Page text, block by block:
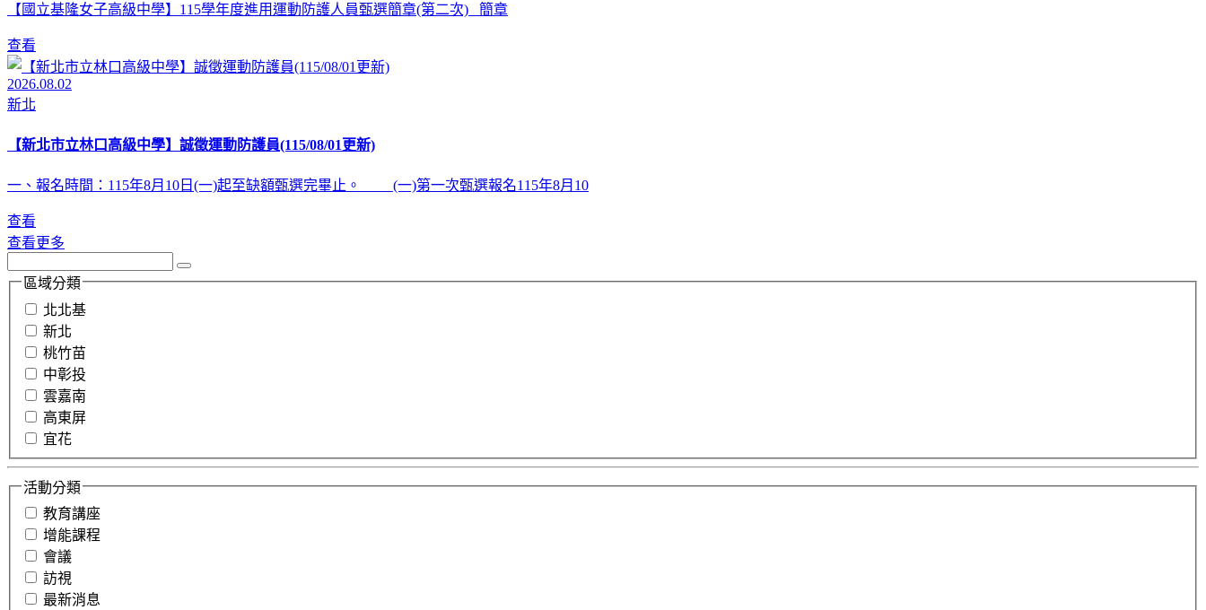
【國立基隆女子高級中學】115學年度進用運動防護人員甄選簡章(第二次) 簡章
查看
2026.08.02
新北
【新北市立林口高級中學】誠徵運動防護員(115/08/01更新)
一、報名時間：115年8月10日(一)起至缺額甄選完畢止。 (一)第一次甄選報名115年8月10
查看
查看更多
區域分類
北北基
新北
桃竹苗
中彰投
雲嘉南
高東屏
宜花
活動分類
教育講座
增能課程
會議
訪視
最新消息